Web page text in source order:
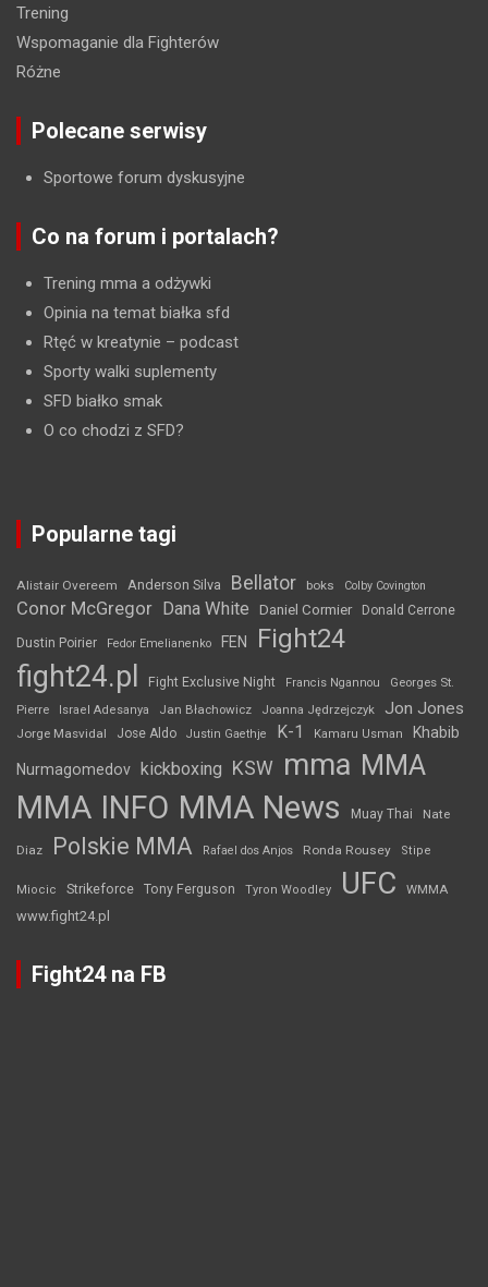
Trening
Wspomaganie dla Fighterów
Różne
Polecane serwisy
Sportowe forum dyskusyjne
Co na forum i portalach?
Trening mma a odżywki
Opinia na temat białka sfd
Rtęć w kreatynie – podcast
Sporty walki suplementy
SFD białko smak
O co chodzi z SFD?
Popularne tagi
Alistair Overeem Anderson Silva Bellator boks Colby Covington
Conor McGregor Dana White Daniel Cormier Donald Cerrone
Dustin Poirier Fedor Emelianenko FEN Fight24
fight24.pl Fight Exclusive Night Francis Ngannou
Georges St.
Pierre
Israel Adesanya Jan Błachowicz Joanna Jędrzejczyk Jon Jones
Jorge Masvidal Jose Aldo Justin Gaethje K-1 Kamaru Usman Khabib
Nurmagomedov kickboxing KSW mma MMA
MMA INFO MMA News Muay Thai Nate
Diaz Polskie MMA Rafael dos Anjos Ronda Rousey Stipe
Miocic Strikeforce Tony Ferguson Tyron Woodley UFC WMMA
www.fight24.pl
Fight24 na FB